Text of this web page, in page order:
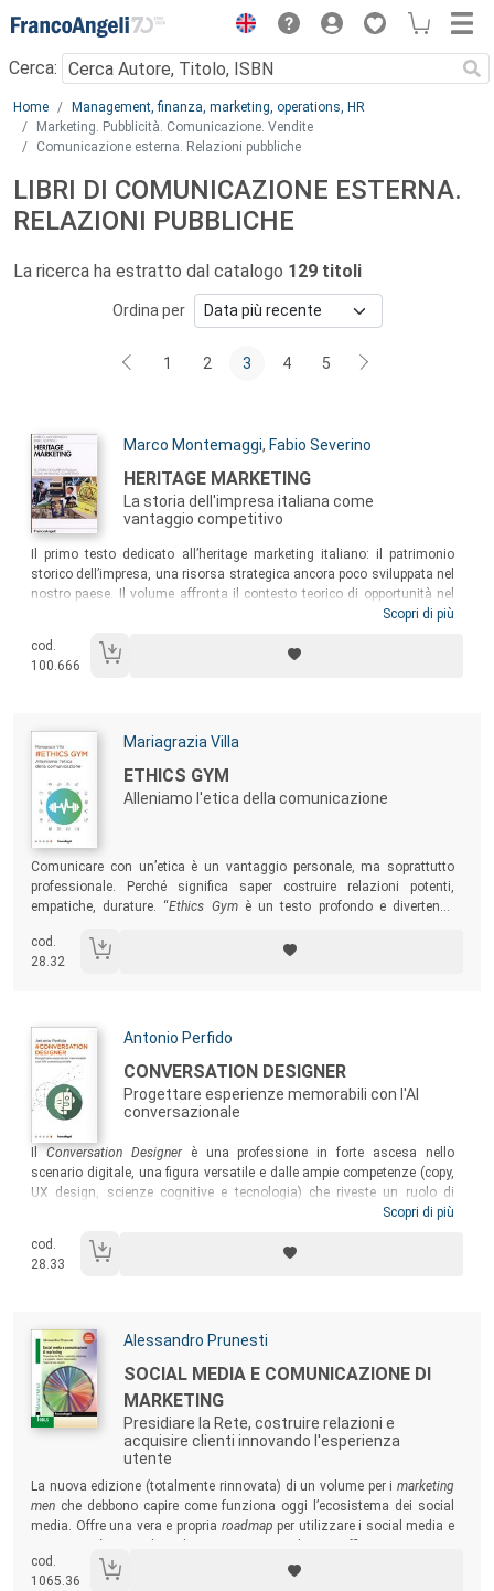
Menu
Cerca:
Main content
Home
Management, finanza, marketing, operations, HR
Marketing. Pubblicità. Comunicazione. Vendite
Comunicazione esterna. Relazioni pubbliche
LIBRI DI COMUNICAZIONE ESTERNA.
RELAZIONI PUBBLICHE
La ricerca ha estratto dal catalogo 129 titoli
Ordina per
1 2 3 4 5
Autori:
Marco Montemaggi, Fabio Severino
Titolo:
HERITAGE MARKETING
La storia dell'impresa italiana come
vantaggio competitivo
Sommario:
Il primo testo dedicato all’heritage marketing italiano: il patrimonio
storico dell’impresa, una risorsa strategica ancora poco sviluppata nel
nostro paese. Il volume affronta il contesto teorico di opportunità nel
quale si colloca l’attività dell’azienda moderna: sociologia dei
dell’heritage aziendale in Italia è illustrato attraverso numerosi case
histories di aziende che si promuovono con la cultura d’impresa.
Scopri di più
cod.
100.666
Autori:
Mariagrazia Villa
Titolo:
ETHICS GYM
Alleniamo l'etica della comunicazione
Sommario:
Comunicare con un’etica è un vantaggio personale, ma soprattutto
professionale. Perché significa saper costruire relazioni potenti,
empatiche, durature. “Ethics Gymè un testo profondo e divertente,
la piena forma ‘umana’, allenando una sorprendente caratteristica:
l’etica” (
cod.
28.32
Autori:
Antonio Perfido
Titolo:
CONVERSATION DESIGNER
Progettare esperienze memorabili con l'AI
conversazionale
Sommario:
IlConversation Designer è una professione in forte ascesa nello
scenario digitale, una figura versatile e dalle ampie competenze (copy,
UX design, scienze cognitive e tecnologia) che riveste un ruolo di
rilievo nel progettare relazioni tra persone, marche e organizzazioni
pratico, si rivolge ad un pubblico eterogeneo per studi ed esperienze,
offrendo spunti e suggerimenti per (ri)pensare il proprio futuro
Scopri di più
cod.
28.33
Autori:
Alessandro Prunesti
Titolo:
SOCIAL MEDIA E COMUNICAZIONE DI
MARKETING
Presidiare la Rete, costruire relazioni e
acquisire clienti innovando l'esperienza
utente
La nuova edizione (totalmente rinnovata) di un volume per i marketing
men che debbono capire come funziona oggi l’ecosistema dei social
media. Offre una vera e propria roadmap per utilizzare i social media e
di riferimento, rafforzare la reputazione e acquisire nuovi clienti.
cod.
1065.36